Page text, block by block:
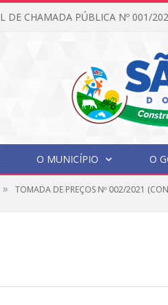
O MUNICÍPIO O
» TOMADA DE PREÇOS Nº 002/2021